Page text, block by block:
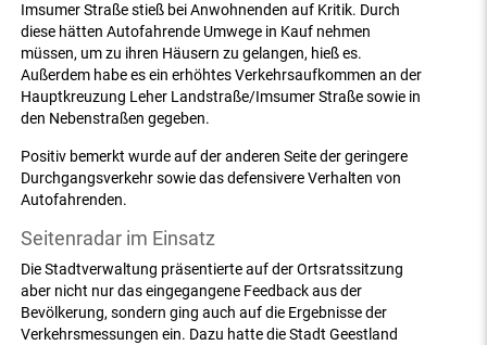
Imsumer Straße stieß bei Anwohnenden auf Kritik. Durch
diese hätten Autofahrende Umwege in Kauf nehmen
müssen, um zu ihren Häusern zu gelangen, hieß es.
Außerdem habe es ein erhöhtes Verkehrsaufkommen an der
Hauptkreuzung Leher Landstraße/Imsumer Straße sowie in
den Nebenstraßen gegeben.
Positiv bemerkt wurde auf der anderen Seite der geringere
Durchgangsverkehr sowie das defensivere Verhalten von
Autofahrenden.
Seitenradar im Einsatz
Die Stadtverwaltung präsentierte auf der Ortsratssitzung
aber nicht nur das eingegangene Feedback aus der
Bevölkerung, sondern ging auch auf die Ergebnisse der
Verkehrsmessungen ein. Dazu hatte die Stadt Geestland